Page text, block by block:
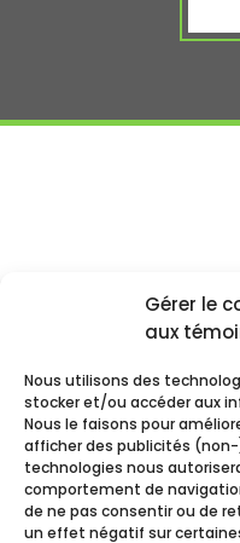
Gérer le
aux
Nous utilisons des
stocker et/ou accéder aux
Nous le faisons pour
afficher des publicités
technologies nous
comportement de
de ne pas consentir ou de
un effet négatif sur